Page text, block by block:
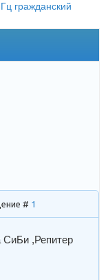
гражданский
# 1
СиБи ,Репитер